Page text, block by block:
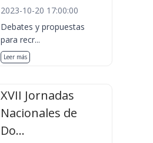
2023-10-20 17:00:00
Debates y propuestas
para recr...
Leer más
XVII Jornadas
Nacionales de
Do...